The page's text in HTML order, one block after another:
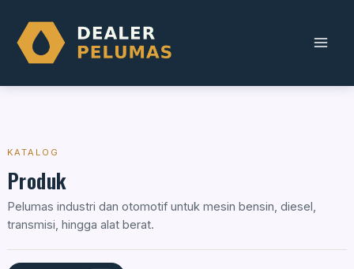
content
KATALOG
Produk
Pelumas industri dan otomotif untuk mesin bensin, diesel,
transmisi, hingga alat berat.